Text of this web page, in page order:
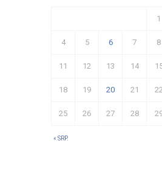
« SRP.
1
4 5 6 7 8
11 12 13 14
18 19 20 21
25 26 27 28